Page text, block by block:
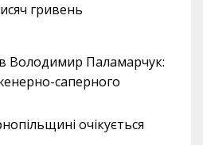
гривень
Володимир Паламарчук:
саперного
очікується